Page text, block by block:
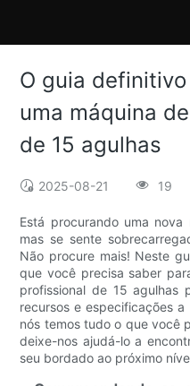
O guia
uma máquina
de 15 agulhas
2025-08-21 19
Está procurando uma
mas se sente
Não procure mais! Neste
que você precisa saber
profissional de 15 agulhas
recursos e especificações
nós temos tudo o que você
deixe-nos ajudá-lo a
seu bordado ao próximo